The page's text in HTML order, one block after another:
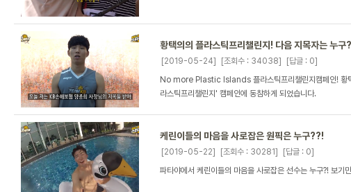
황택의의 플라스틱프리챌린지! 다음 지목자는 누구?
[2019-05-24] [조회수 : 34038]
[답글 : 0]
No more Plastic Islands 플라스틱프리챌린지캠페인! 황
라스틱프리챌린지' 캠페인에 동참하게 되었습니다.
케린이들의 마음을 사로잡은 원픽은 누구??!
[2019-05-22] [조회수 : 30281]
[답글 : 0]
파타야에서 케린이들의 마음을 사로잡은 선수는 누구?! 보기